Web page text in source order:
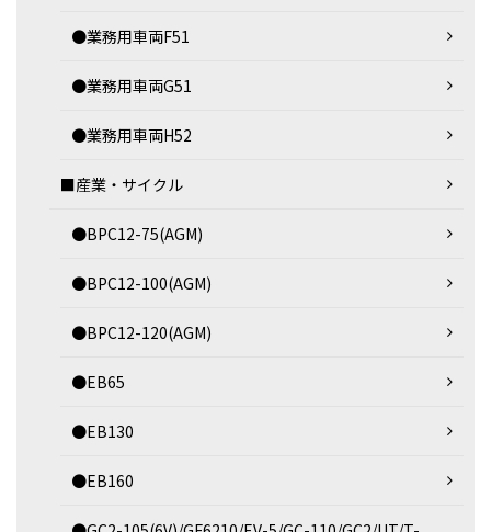
●業務用車両F51
●業務用車両G51
●業務用車両H52
■産業・サイクル
●BPC12-75(AGM)
●BPC12-100(AGM)
●BPC12-120(AGM)
●EB65
●EB130
●EB160